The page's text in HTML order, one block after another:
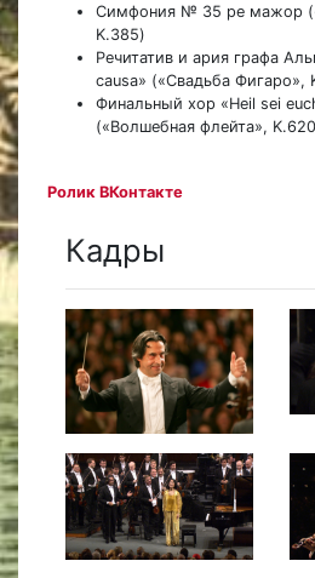
Симфония № 35 ре мажор
K.385)
Речитатив и ария графа
causa» («Свадьба Фигаро»,
Финальный хор «Heil sei
(«Волшебная флейта»,
Ролик ВКонтакте
Кадры